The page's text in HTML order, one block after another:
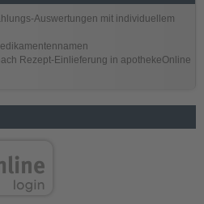
Auswertungen mit individuellem
Rezept-Einlieferung in apothekeOnline